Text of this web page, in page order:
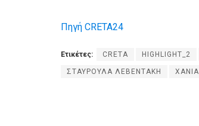
Πηγή CRETA24
Ετικέτες: CRETA HIGHLIGHT_2
ΣΤΑΥΡΟΥΛΑ ΛΕΒΕΝΤΑΚΗ ΧΑΝΙΑ